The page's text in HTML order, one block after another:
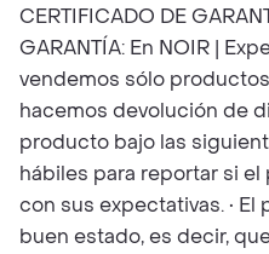
CERTIFICADO DE
GARANTÍA: En NOIR |
vendemos sólo
hacemos devolución de
producto bajo las
hábiles para reportar si
con sus expectativas. •
buen estado, es decir,